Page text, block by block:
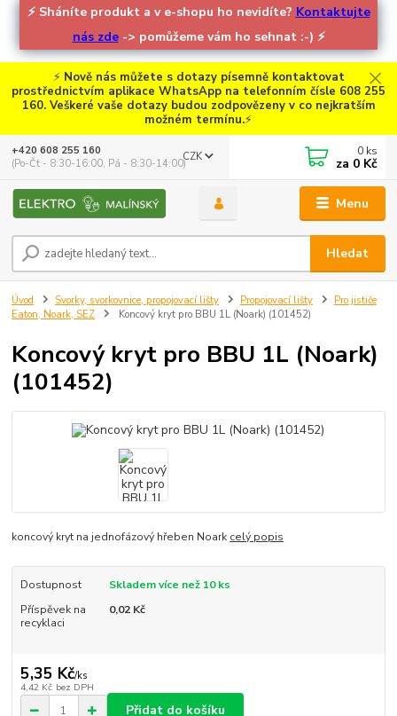
⚡ Sháníte produkt a v e-shopu ho nevidíte? Kontaktujte
nás zde-> pomůžeme vám ho sehnat :-) ⚡
⚡ Nově nás můžete s dotazy písemně kontaktovat
prostřednictvím aplikace WhatsApp na telefonním čísle 608 255
160. Veškeré vaše dotazy budou zodpovězeny v co nejkratším
možném termínu.⚡
Menu
CZK
Hledat
+420 608 255 160
(Po-Čt - 8:30-16:00, Pá - 8:30-14:00)
0 ks
za 0 Kč
Úvod Svorky, svorkovnice, propojovací lišty Propojovací lišty
Pro jističe
Eaton, Noark, SEZ
Koncový kryt pro BBU 1L (Noark) (101452)
Koncový kryt pro BBU 1L (Noark)
(101452)
koncový kryt na jednofázový hřeben Noark celý popis
Dostupnost
Skladem více než 10 ks
Příspěvek na
recyklaci
0,02 Kč
5,35 Kč/ks
4,42 Kč bez DPH
Přidat do košíku